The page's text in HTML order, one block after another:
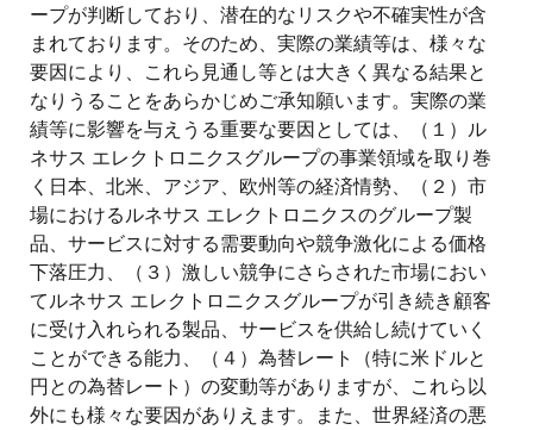
ープが判断しており、潜在的なリスクや不確実性が含
まれております。そのため、実際の業績等は、様々な
要因により、これら見通し等とは大きく異なる結果と
なりうることをあらかじめご承知願います。実際の業
績等に影響を与えうる重要な要因としては、（１）ル
ネサス エレクトロニクスグループの事業領域を取り巻
く日本、北米、アジア、欧州等の経済情勢、（２）市
場におけるルネサス エレクトロニクスのグループ製
品、サービスに対する需要動向や競争激化による価格
下落圧力、（３）激しい競争にさらされた市場におい
てルネサス エレクトロニクスグループが引き続き顧客
に受け入れられる製品、サービスを供給し続けていく
ことができる能力、（４）為替レート（特に米ドルと
円との為替レート）の変動等がありますが、これら以
外にも様々な要因がありえます。また、世界経済の悪